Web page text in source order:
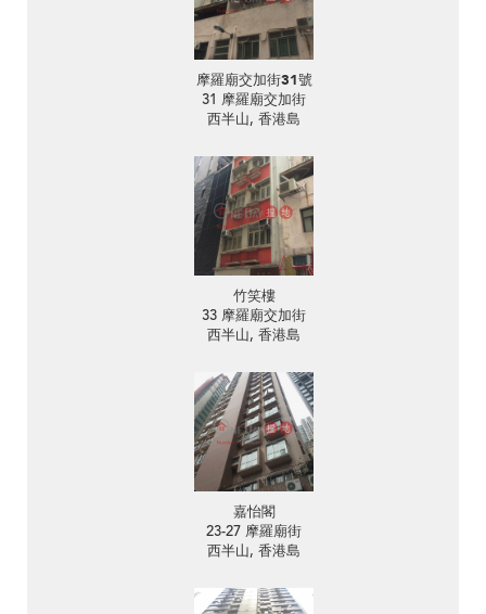
摩羅廟交加街31號
31 摩羅廟交加街
西半山, 香港島
竹笑樓
33 摩羅廟交加街
西半山, 香港島
嘉怡閣
23-27 摩羅廟街
西半山, 香港島